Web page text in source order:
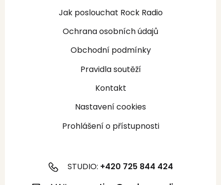
Jak poslouchat Rock Radio
Ochrana osobních údajů
Obchodní podmínky
Pravidla soutěží
Kontakt
Nastavení cookies
Prohlášení o přístupnosti
STUDIO: +420 725 844 424